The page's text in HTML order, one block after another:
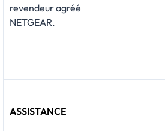
revendeur agréé
NETGEAR.
ASSISTANCE